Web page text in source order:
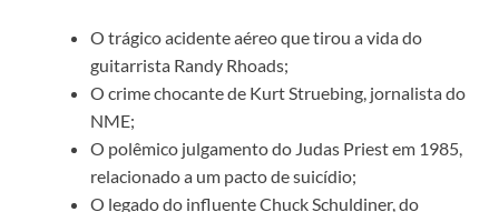
O trágico acidente aéreo que tirou a vida do
guitarrista Randy Rhoads;
O crime chocante de Kurt Struebing, jornalista do
NME;
O polêmico julgamento do Judas Priest em 1985,
relacionado a um pacto de suicídio;
O legado do influente Chuck Schuldiner, do